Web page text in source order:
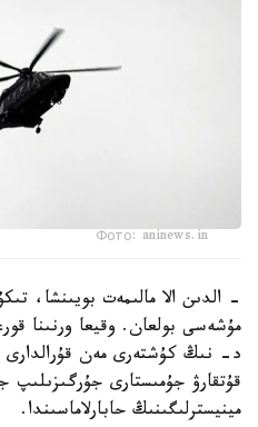
Фото: aninews.in
- الدىن الا مالىمەت بويىنشا،
مۇشەسى بولعان. وقيعا ورنىنا
د- نىڭ كۇشتەرى مەن قۇرالدارى
قۇتقارۋ جۇمىستارى
مينيسترلىگىنىڭ حابارلاماسىندا.